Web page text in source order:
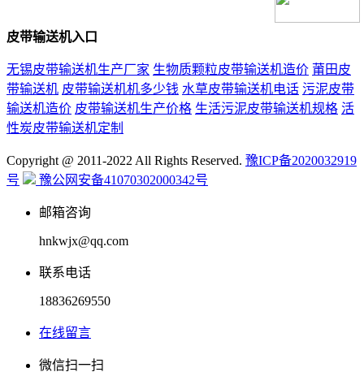
皮带输送机入口
无锡皮带输送机生产厂家 生物质颗粒皮带输送机造价 莆田皮
带输送机 皮带输送机机多少钱 水草皮带输送机电话 污泥皮带
输送机造价 皮带输送机生产价格 生活污泥皮带输送机规格 活
性炭皮带输送机定制
Copyright @ 2011-2022 All Rights Reserved. 豫ICP备2020032919
号
豫公网安备41070302000342号
邮箱咨询
hnkwjx@qq.com
联系电话
18836269550
在线留言
微信扫一扫